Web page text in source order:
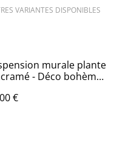
VARIANTES DISPONIBLES
murale plante
- Déco bohème
€